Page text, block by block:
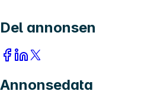
Del annonsen
Annonsedata